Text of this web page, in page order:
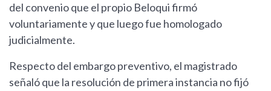
del convenio que el propio Beloqui firmó
voluntariamente y que luego fue homologado
judicialmente.
Respecto del embargo preventivo, el magistrado
señaló que la resolución de primera instancia no fijó